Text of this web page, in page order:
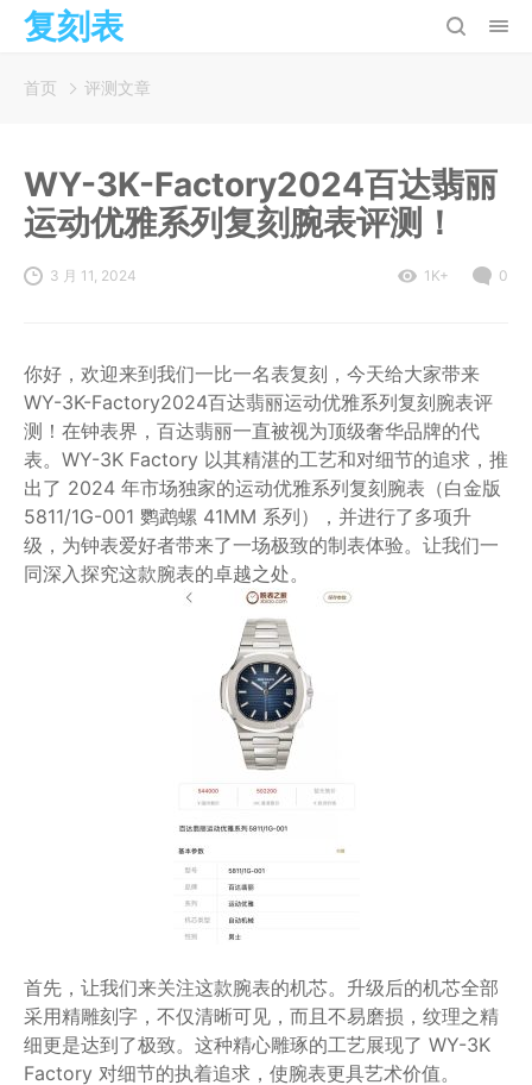
复刻表
首页 评测文章
WY-3K-Factory2024百达翡丽
运动优雅系列复刻腕表评测！
3 月 11, 2024 1K+ 0
你好，欢迎来到我们一比一名表复刻，今天给大家带来
WY-3K-Factory2024百达翡丽运动优雅系列复刻腕表评
测！在钟表界，百达翡丽一直被视为顶级奢华品牌的代
表。WY-3K Factory 以其精湛的工艺和对细节的追求，推
出了 2024 年市场独家的运动优雅系列复刻腕表（白金版
5811/1G-001 鹦鹉螺 41MM 系列），并进行了多项升
级，为钟表爱好者带来了一场极致的制表体验。让我们一
同深入探究这款腕表的卓越之处。
首先，让我们来关注这款腕表的机芯。升级后的机芯全部
采用精雕刻字，不仅清晰可见，而且不易磨损，纹理之精
细更是达到了极致。这种精心雕琢的工艺展现了 WY-3K
Factory 对细节的执着追求，使腕表更具艺术价值。